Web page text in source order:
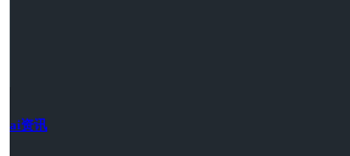
ai资讯